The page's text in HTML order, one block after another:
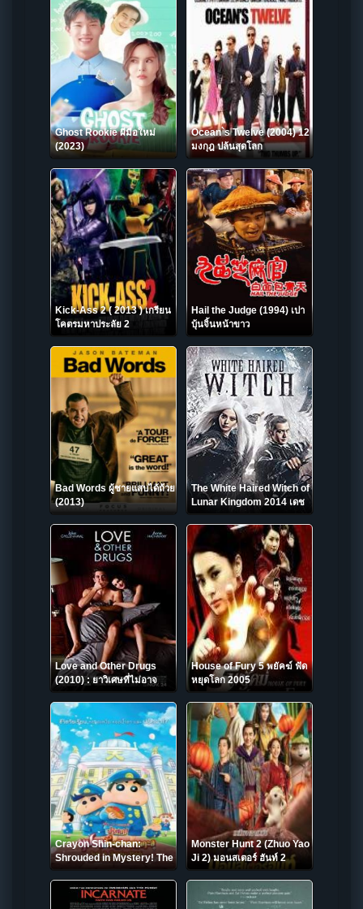
Ghost Rookie ผีมือใหม่
(2023)
Ocean`s Twelve (2004) 12
มงกุฎ ปล้นสุดโลก
Kick-Ass 2 ( 2013 ) เกรียน
โคตรมหาประลัย 2
Hail the Judge (1994) เปา
บุ้นจิ้นหน้าขาว
Bad Words ผู้ชายแสบได้ถ้วย
(2013)
The White Haired Witch of
Lunar Kingdom 2014 เดช
นางพญาผมขาว
Love and Other Drugs
(2010) : ยาวิเศษที่ไม่อาจ
รักษารัก
House of Fury 5 พยัคฆ์ ฟัด
หยุดโลก 2005
Crayon Shin-chan:
Shrouded in Mystery! The
Flowers of Tenkazu
Academy ชินจัง เดอะมูฟวี่
ตอน ปริศนา! บุปผาแห่งโรง
Monster Hunt 2 (Zhuo Yao
Ji 2) มอนสเตอร์ ฮันท์ 2
(2018)